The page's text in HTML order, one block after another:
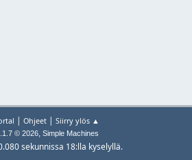
| Ohjeet| Siirry ylös ▲
© 2026, Simple Machines
sekunnissa 18:lla kyselyllä.